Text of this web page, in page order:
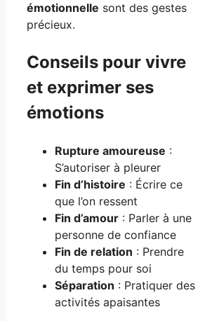
émotionnelle sont des gestes
précieux.
Conseils pour vivre
et exprimer ses
émotions
Rupture amoureuse :
S’autoriser à pleurer
Fin d’histoire : Écrire ce
que l’on ressent
Fin d’amour : Parler à une
personne de confiance
Fin de relation : Prendre
du temps pour soi
Séparation : Pratiquer des
activités apaisantes